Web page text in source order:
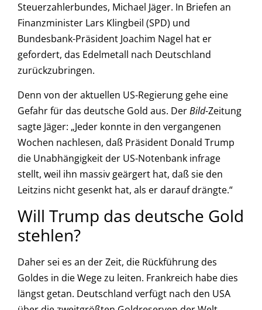
Steuerzahlerbundes, Michael Jäger. In Briefen an
Finanzminister Lars Klingbeil (SPD) und
Bundesbank-Präsident Joachim Nagel hat er
gefordert, das Edelmetall nach Deutschland
zurückzubringen.
Denn von der aktuellen US-Regierung gehe eine
Gefahr für das deutsche Gold aus. DerBild-Zeitung
sagte Jäger: „Jeder konnte in den vergangenen
Wochen nachlesen, daß Präsident Donald Trump
die Unabhängigkeit der US-Notenbank infrage
stellt, weil ihn massiv geärgert hat, daß sie den
Leitzins nicht gesenkt hat, als er darauf drängte.“
Will Trump das deutsche Gold
stehlen?
Daher sei es an der Zeit, die Rückführung des
Goldes in die Wege zu leiten. Frankreich habe dies
längst getan. Deutschland verfügt nach den USA